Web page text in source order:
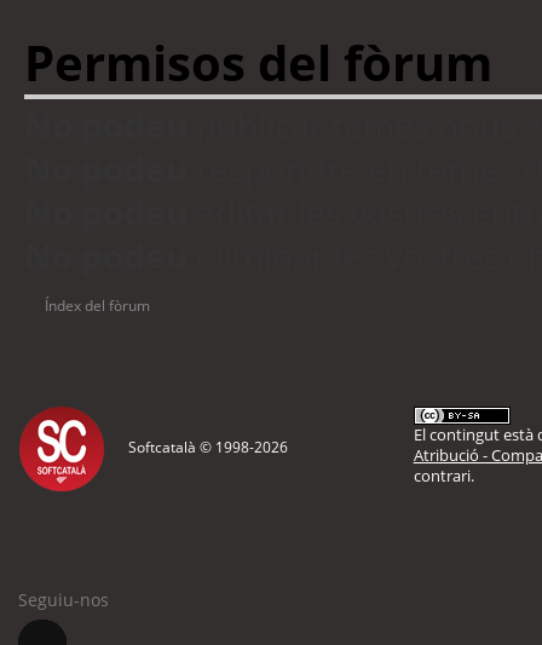
Permisos del fòrum
Índex del fòrum
Softcatalà © 1998-2026
El contingut està
Atribució -
contrari.
Seguiu-nos